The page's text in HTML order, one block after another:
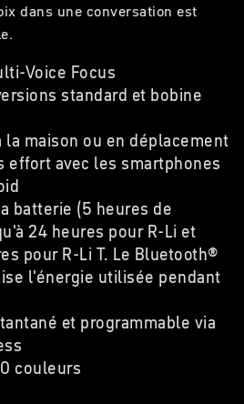
dans une conversation est
Voice Focus
standard et bobine
la maison ou en déplacement
effort avec les smartphones
batterie (5 heures de
24 heures pour R-Li et
pour R-Li T. Le Bluetooth®
l'énergie utilisée pendant
et programmable via
couleurs